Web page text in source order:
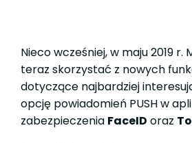
Nieco wcześniej, w maju 2019
teraz skorzystać z nowych
dotyczące najbardziej
opcję powiadomień PUSH w
zabezpieczenia FaceID oraz